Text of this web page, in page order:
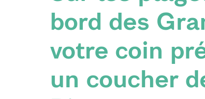
bord des
votre coin
un coucher